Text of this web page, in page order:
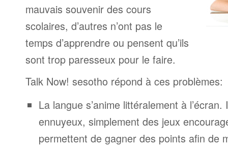
mauvais souvenir des cours
scolaires, d’autres n’ont pas le
temps d’apprendre ou pensent qu’ils
sont trop paresseux pour le faire.
Talk Now! sesotho répond à ces problèmes:
La langue s’anime littéralement à l’écran.
ennuyeux, simplement des jeux
permettent de gagner des points afin de